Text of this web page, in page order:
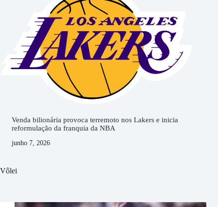
Venda bilionária provoca terremoto nos Lakers e inicia
reformulação da franquia da NBA
junho 7, 2026
Vôlei